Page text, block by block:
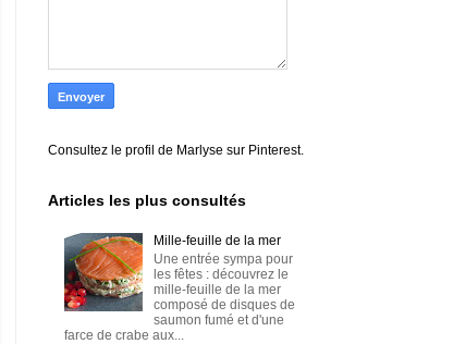
Consultez le profil de Marlyse sur Pinterest.
Articles les plus consultés
Mille-feuille de la mer
Une entrée sympa pour
les fêtes : découvrez le
mille-feuille de la mer
composé de disques de
saumon fumé et d'une
farce de crabe aux...